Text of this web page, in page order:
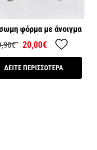
φόρμα με άνοιγμα
20,00€
ΔΕΙΤΕ ΠΕΡΙΣΣΟΤΕΡΑ